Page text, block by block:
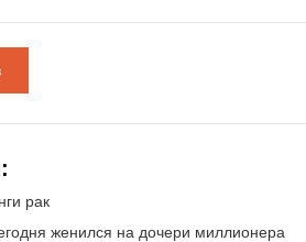
рак
женился на дочери миллионера